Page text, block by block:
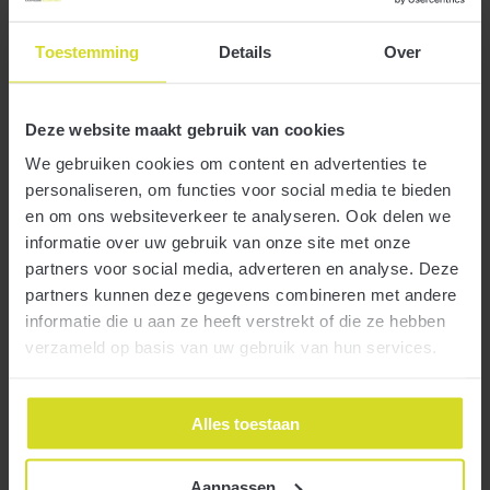
Toestemming Details Over
Deze website maakt gebruik van cookies
We gebruiken cookies om content en advertenties te
personaliseren, om functies voor social media te bieden
en om ons websiteverkeer te analyseren. Ook delen we
informatie over uw gebruik van onze site met onze
partners voor social media, adverteren en analyse. Deze
partners kunnen deze gegevens combineren met andere
informatie die u aan ze heeft verstrekt of die ze hebben
verzameld op basis van uw gebruik van hun services.
Alles toestaan
2 maart 2021
De stimuleringsregeling leren en ontwikkelen in mkb-
ondernemingen (SLIM) die in 2020 werd geïntroduceerd, geldt ook
in 2021. Aangezien er zeer korte aanvraagperiodes gelden, is het
voor organisaties van belang zich goed voor te bereiden.
Meer
extended